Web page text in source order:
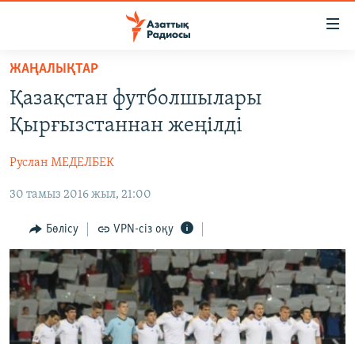
Skip
main
content
to
Navigation
Search
САЯСАТ
AZATTYQTV
ҚАҢТАР ОҚИҒАСЫ
АДАМ ҚҰҚЫҚТАРЫ
ӘЛЕУМЕТ
ӘЛЕМ
АРНАЙЫ ЖОБАЛАР
Русский
ЖАҢАЛЫҚТАР
Қазақстан футболшылары
Қырғызстаннан жеңілді
Руслан МЕДЕЛБЕК
30 тамыз 2016 жыл, 21:00
Бөлісу VPN-сіз оқу